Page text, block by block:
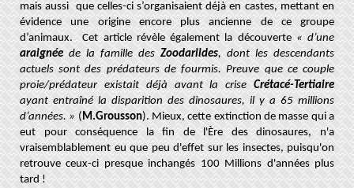
mais aussi que celles-ci s’organisaient déjà en castes, mettant en
évidence une origine encore plus ancienne de ce groupe
d’animaux. Cet article révèle également la découverte« d’une
araignée de la famille des Zoodariides, dont les descendants
actuels sont des prédateurs de fourmis. Preuve que ce couple
proie/prédateur existait déjà avant la crise
Crétacé-Tertiaire
ayant entraîné la disparition des dinosaures, il y a 65 millions
d’années. »(M.Grousson). Mieux, cette extinction de masse qui a
eut pour conséquence la fin de l'Ère des dinosaures, n'a
vraisemblablement eu que peu d'effet sur les insectes, puisqu'on
retrouve ceux-ci presque inchangés 100 Millions d'années plus
tard !